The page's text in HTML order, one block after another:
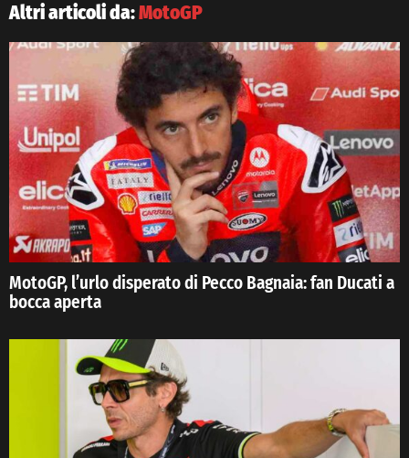
Altri articoli da:MotoGP
MotoGP, l’urlo disperato di Pecco Bagnaia: fan Ducati a
bocca aperta